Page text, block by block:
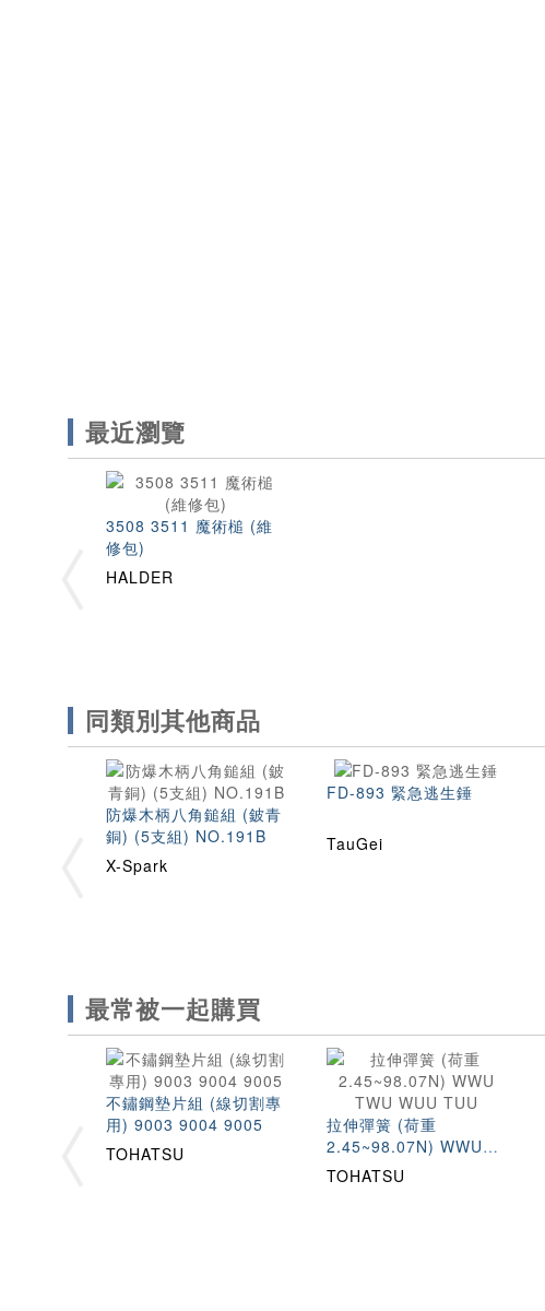
最近瀏覽
3508 3511 魔術槌 (維
修包)
HALDER
同類別其他商品
防爆木柄八角鎚組 (鈹青
銅) (5支組) NO.191B
X-Spark
FD-893 緊急逃生錘
TauGei
最常被一起購買
不鏽鋼墊片組 (線切割專
用) 9003 9004 9005
TOHATSU
拉伸彈簧 (荷重
2.45~98.07N) WWU
TWU WUU TUU
TOHATSU